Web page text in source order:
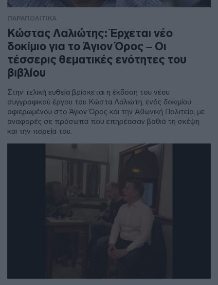
ΠΑΡΑΠΟΛΙΤΙΚΑ
Κώστας Λαλιώτης: Έρχεται νέο
δοκίμιο για το Άγιον Όρος – Οι
τέσσερις θεματικές ενότητες του
βιβλίου
Στην τελική ευθεία βρίσκεται η έκδοση του νέου
συγγραφικού έργου του Κώστα Λαλιώτη, ενός δοκιμίου
αφιερωμένου στο Άγιον Όρος και την Αθωνική Πολιτεία, με
αναφορές σε πρόσωπα που επηρέασαν βαθιά τη σκέψη
και την πορεία του.